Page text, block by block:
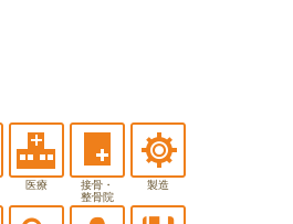
医療
接骨・
整骨院
製造